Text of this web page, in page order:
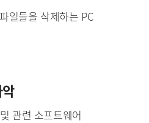
일들을 삭제하는 PC
관련 소프트웨어